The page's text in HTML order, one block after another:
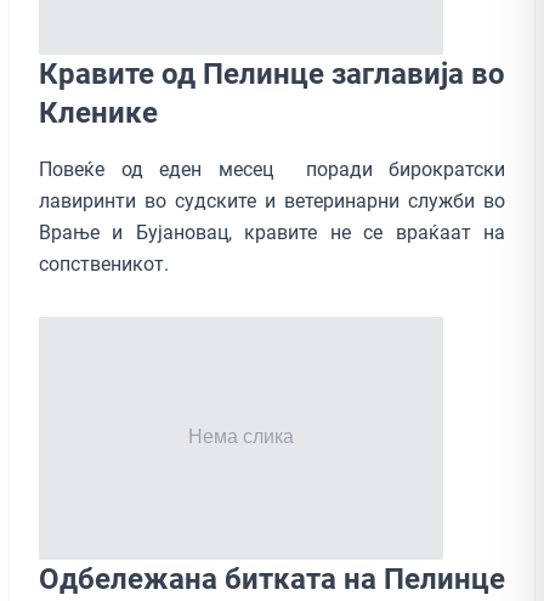
Кравите од Пелинце заглавија во
Кленике
Повеќе од еден месец поради бирократски
лавиринти во судските и ветеринарни служби во
Врање и Бујановац, кравите не се враќаат на
сопственикот.
Одбележана битката на Пелинце